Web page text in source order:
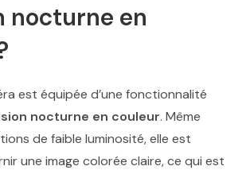
nocturne en
est équipée d’une fonctionnalité
nocturne en couleur. Même
de faible luminosité, elle est
une image colorée claire, ce qui est